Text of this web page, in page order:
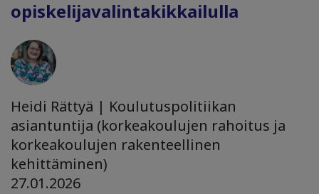
opiskelijavalintakikkailulla
Heidi Rättyä | Koulutuspolitiikan
asiantuntija (korkeakoulujen rahoitus ja
korkeakoulujen rakenteellinen
kehittäminen)
27.01.2026